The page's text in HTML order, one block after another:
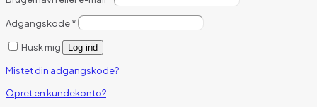
Adgangskode*
Husk mig Log ind
Mistet din adgangskode?
Opret en kundekonto?